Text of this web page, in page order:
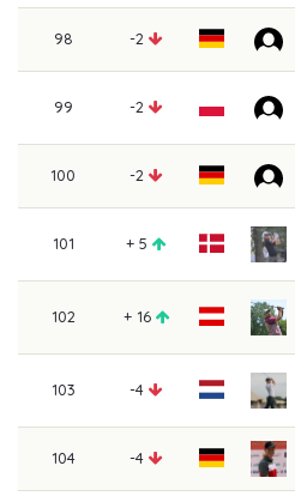
98 -2
99 -2
100 -2
101 + 5
102 + 16
103 -4
104 -4